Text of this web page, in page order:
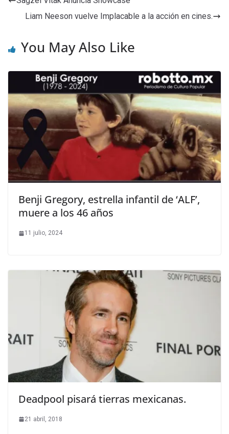
Liam Neeson vuelve Implacable a la acción en cines.
You May Also Like
Benji Gregory, estrella infantil de ‘ALF’,
muere a los 46 años
11 julio, 2024
Deadpool pisará tierras mexicanas.
21 abril, 2018